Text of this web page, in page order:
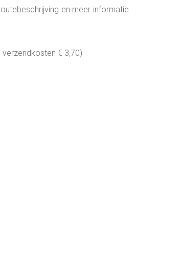
en meer informatie
verzendkosten € 3,70)